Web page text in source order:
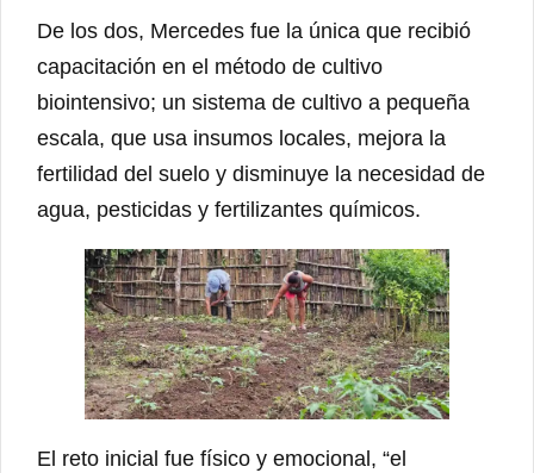
De los dos, Mercedes fue la única que recibió
capacitación en el método de cultivo
biointensivo; un sistema de cultivo a pequeña
escala, que usa insumos locales, mejora la
fertilidad del suelo y disminuye la necesidad de
agua, pesticidas y fertilizantes químicos.
El reto inicial fue físico y emocional, “el